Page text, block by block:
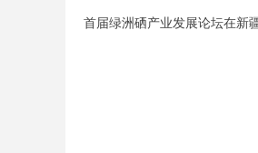
首届绿洲硒产业发展论坛在新